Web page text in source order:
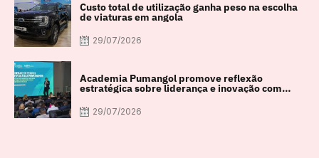
Custo total de utilização ganha peso na escolha
de viaturas em angola
29/07/2026
Academia Pumangol promove reflexão
estratégica sobre liderança e inovação com
29/07/2026